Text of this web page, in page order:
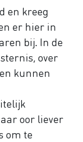
en kreeg
er hier in
bij. In de
over
kunnen
oor liever
om te